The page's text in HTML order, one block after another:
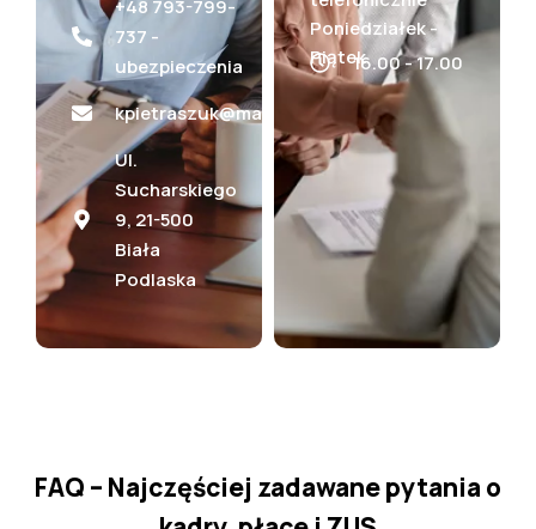
+48 793-799-
737 -
ubezpieczenia
kpietraszuk@maksima.eu
Ul.
Sucharskiego
9, 21-500
Biała
Podlaska
Poniedziałek -
Piątek16.00 - 17.00
FAQ – Najczęściej zadawanepytania o